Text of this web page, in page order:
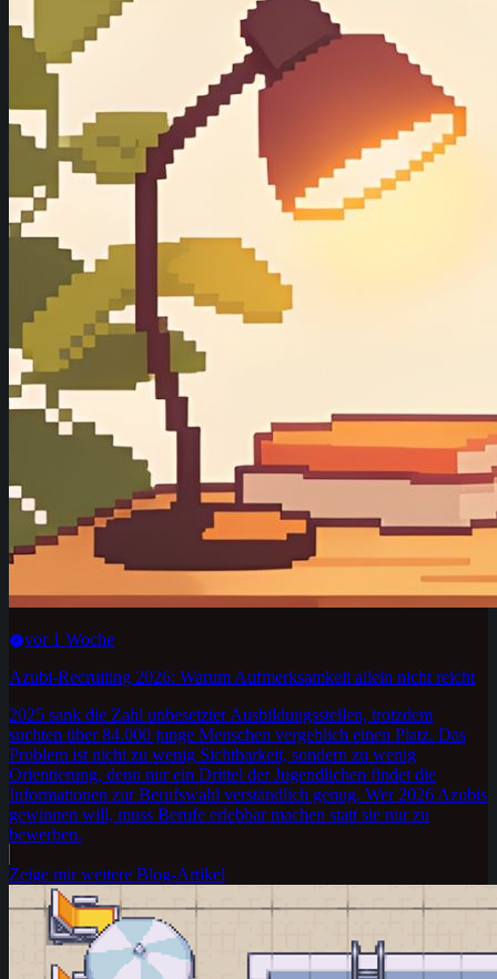
vor 1 Woche
Azubi-Recruiting 2026: Warum Aufmerksamkeit allein nicht reicht
2025 sank die Zahl unbesetzter Ausbildungsstellen, trotzdem
suchten über 84.000 junge Menschen vergeblich einen Platz. Das
Problem ist nicht zu wenig Sichtbarkeit, sondern zu wenig
Orientierung, denn nur ein Drittel der Jugendlichen findet die
Informationen zur Berufswahl verständlich genug. Wer 2026 Azubis
gewinnen will, muss Berufe erlebbar machen statt sie nur zu
bewerben.
Zeige mir weitere Blog-Artikel